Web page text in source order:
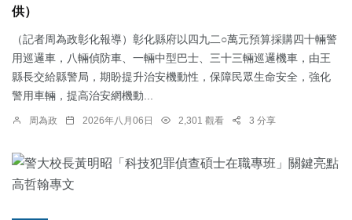
供）
（記者周為政彰化報導）彰化縣府以四九二○萬元預算採購四十輛警
用巡邏車，八輛偵防車、一輛中型巴士、三十三輛巡邏機車，由王
縣長交給縣警局，期盼提升治安機動性，保障民眾生命安全，強化
警用車輛，提高治安網機動...
周為政 2026年八月06日 2,301 觀看 3 分享